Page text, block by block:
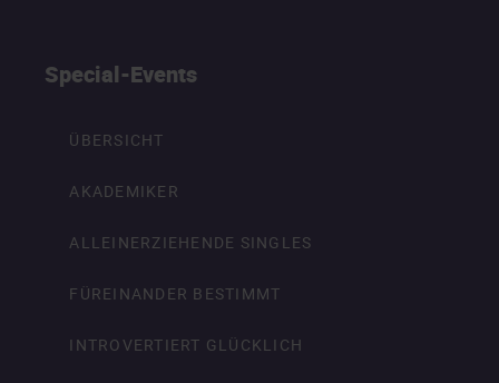
Special-Events
ÜBERSICHT
AKADEMIKER
ALLEINERZIEHENDE SINGLES
FÜREINANDER BESTIMMT
INTROVERTIERT GLÜCKLICH